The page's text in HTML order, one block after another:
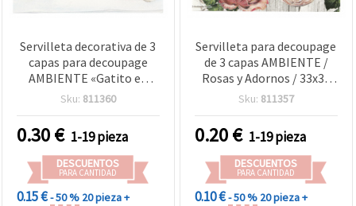
Servilleta decorativa de 3
capas para decoupage
AMBIENTE «Gatito en
paisaje invernal» 33x33
Sku: 811360
0.30€ 1-19 pieza
DESCUENTOS
PARA CANTIDAD
0.15 €- 50 % 20 pieza +
Servilleta para decoupage
de 3 capas AMBIENTE /
Rosas y Adornos / 33x33
cm - 1 unidad
Sku: 811357
0.20€ 1-19 pieza
DESCUENTOS
PARA CANTIDAD
0.10 €- 50 % 20 pieza +